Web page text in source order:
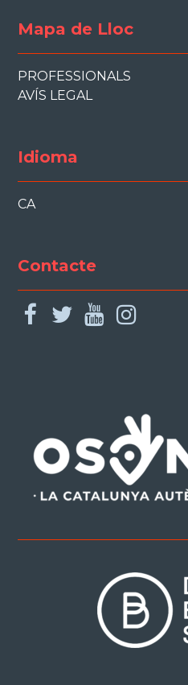
Mapa de Lloc
PROFESSIONALS
AVÍS LEGAL
Idioma
CA
Contacte
facebook
twitteryoutube